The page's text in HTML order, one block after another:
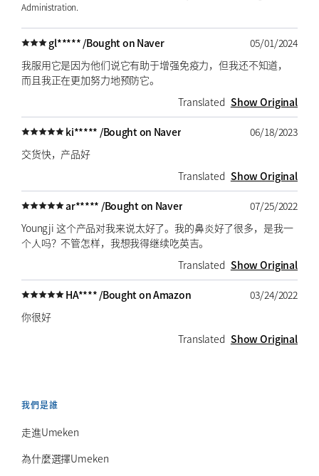
Administration.
gl***** /Bought on Naver
05/01/2024
我服用它是因为他们说它有助于增强免疫力，但我还不知道，
而且我正在更加努力地预防它。
Translated Show Original
ki***** /Bought on Naver
06/18/2023
交货快，产品好
Translated Show Original
ar***** /Bought on Naver
07/25/2022
Youngji 这个产品对我来说太好了。我的鼻炎好了很多，是我一
个人吗？不管怎样，我想我得继续吃英吉。
Translated Show Original
HA**** /Bought on Amazon
03/24/2022
你很好
Translated Show Original
我們是誰
走進Umeken
為什麼選擇Umeken